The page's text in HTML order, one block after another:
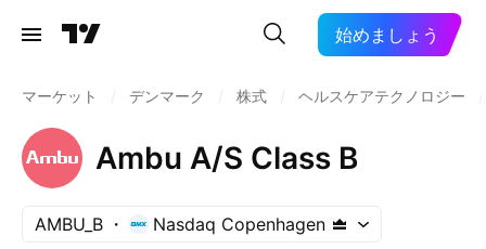
始めましょう
マーケット デンマーク 株式 ヘルスケアテクノロジー
Ambu A/S Class B
AMBU_B Nasdaq Copenhagen